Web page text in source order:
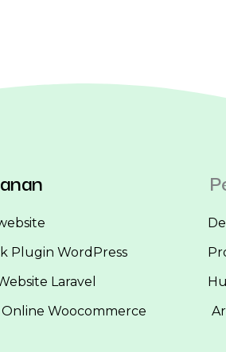
Plugin WordPress
Laravel
Online Woocommerce